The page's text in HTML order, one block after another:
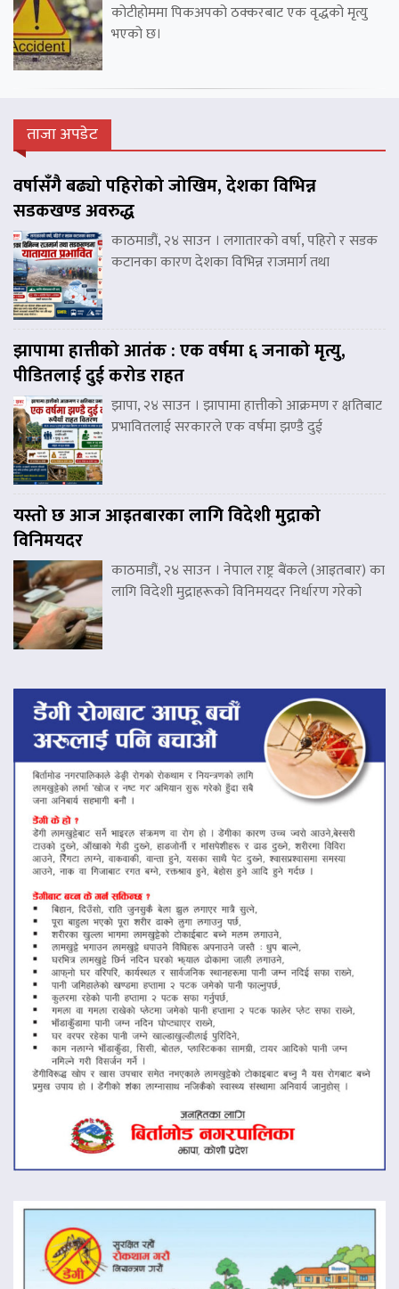
कोटीहोममा पिकअपको ठक्करबाट एक वृद्धको मृत्यु
भएको छ।
ताजा अपडेट
वर्षासँगै बढ्यो पहिरोको जोखिम, देशका विभिन्न
सडकखण्ड अवरुद्ध
काठमाडौं, २४ साउन । लगातारको वर्षा, पहिरो र सडक
कटानका कारण देशका विभिन्न राजमार्ग तथा
झापामा हात्तीको आतंक : एक वर्षमा ६ जनाको मृत्यु,
पीडितलाई दुई करोड राहत
झापा, २४ साउन । झापामा हात्तीको आक्रमण र क्षतिबाट
प्रभावितलाई सरकारले एक वर्षमा झण्डै दुई
यस्तो छ आज आइतबारका लागि विदेशी मुद्राको
विनिमयदर
काठमाडौं, २४ साउन । नेपाल राष्ट्र बैंकले (आइतबार) का
लागि विदेशी मुद्राहरूको विनिमयदर निर्धारण गरेको